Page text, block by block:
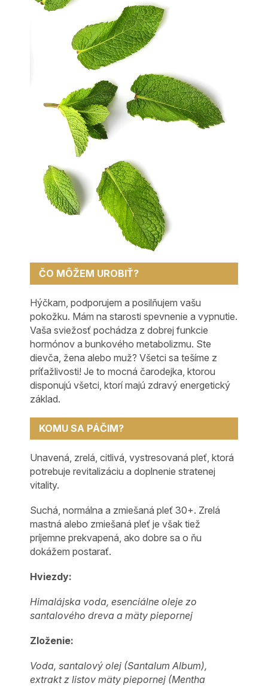
ČO MÔŽEM UROBIŤ?
Hýčkam, podporujem a posilňujem vašu
pokožku. Mám na starosti spevnenie a vypnutie.
Vaša sviežosť pochádza z dobrej funkcie
hormónov a bunkového metabolizmu. Ste
dievča, žena alebo muž? Všetci sa tešíme z
príťažlivosti! Je to mocná čarodejka, ktorou
disponujú všetci, ktorí majú zdravý energetický
základ.
KOMU SA PÁČIM?
Unavená, zrelá, citlivá, vystresovaná pleť, ktorá
potrebuje revitalizáciu a doplnenie stratenej
vitality.
Suchá, normálna a zmiešaná pleť 30+. Zrelá
mastná alebo zmiešaná pleť je však tiež
príjemne prekvapená, ako dobre sa o ňu
dokážem postarať.
Hviezdy:
Himalájska voda, esenciálne oleje zo
santalového dreva a mäty piepornej
Zloženie:
Voda, santalový olej (Santalum Album),
extrakt z listov mäty piepornej (Mentha